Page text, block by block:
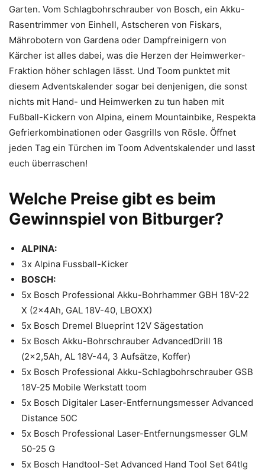
Garten. Vom Schlagbohrschrauber von Bosch, ein Akku-
Rasentrimmer von Einhell, Astscheren von Fiskars,
Mährobotern von Gardena oder Dampfreinigern von
Kärcher ist alles dabei, was die Herzen der Heimwerker-
Fraktion höher schlagen lässt. Und Toom punktet mit
diesem Adventskalender sogar bei denjenigen, die sonst
nichts mit Hand- und Heimwerken zu tun haben mit
Fußball-Kickern von Alpina, einem Mountainbike, Respekta
Gefrierkombinationen oder Gasgrills von Rösle. Öffnet
jeden Tag ein Türchen im Toom Adventskalender und lasst
euch überraschen!
Welche Preise gibt es beim
Gewinnspiel von Bitburger?
ALPINA:
3x Alpina Fussball-Kicker
BOSCH:
5x Bosch Professional Akku-Bohrhammer GBH 18V-22
X (2x4Ah, GAL 18V-40, LBOXX)
5x Bosch Dremel Blueprint 12V Sägestation
5x Bosch Akku-Bohrschrauber AdvancedDrill 18
(2×2,5Ah, AL 18V-44, 3 Aufsätze, Koffer)
5x Bosch Professional Akku-Schlagbohrschrauber GSB
18V-25 Mobile Werkstatt toom
5x Bosch Digitaler Laser-Entfernungsmesser Advanced
Distance 50C
5x Bosch Professional Laser-Entfernungsmesser GLM
50-25 G
5x Bosch Handtool-Set Advanced Hand Tool Set 64tlg